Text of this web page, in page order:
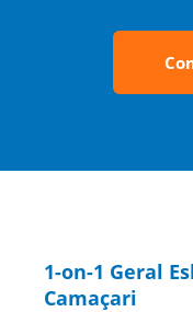
1-on-1 Geral
Camaçari